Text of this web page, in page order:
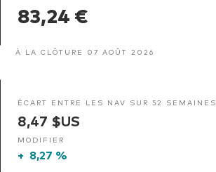
83,24 €
À LA CLÔTURE 07 AOÛT 2026
ÉCART ENTRE LES NAV SUR 52 SEMAINES
8,47 $US
MODIFIER
+ 8,27 %